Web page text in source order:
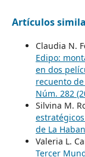
Artículos
Claudia N.
Edipo:
en dos
recuento
Núm. 282
Silvina M.
de La
Valeria L.
Tercer